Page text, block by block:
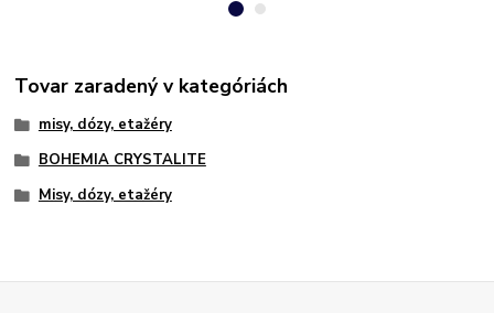
Tovar zaradený v kategóriách
misy, dózy, etažéry
BOHEMIA CRYSTALITE
Misy, dózy, etažéry